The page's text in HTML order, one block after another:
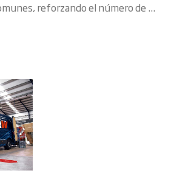
reforzando el número de ...